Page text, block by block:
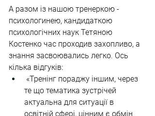
А разом із нашою тренеркою -
психологинею, кандидаткою
психологічних наук Тетяною
Костенко час проходив захопливо, а
знання засвоювались легко. Ось
кілька відгуків:
«Тренінг пораджу іншим, через
те що тематика зустрічей
актуальна для ситуації в
освітній сфері, цінним є обмін